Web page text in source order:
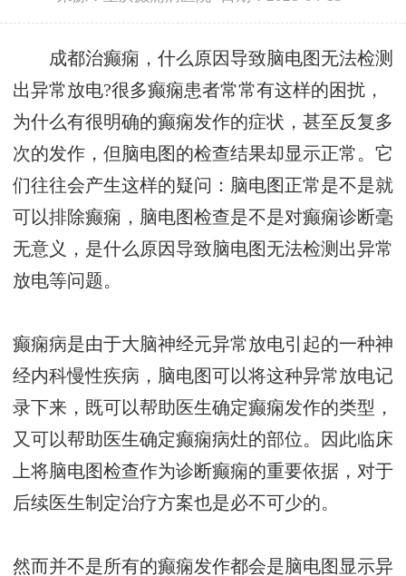
成都治癫痫，什么原因导致脑电图无法检测
出异常放电?很多癫痫患者常常有这样的困扰，
为什么有很明确的癫痫发作的症状，甚至反复多
次的发作，但脑电图的检查结果却显示正常。它
们往往会产生这样的疑问：脑电图正常是不是就
可以排除癫痫，脑电图检查是不是对癫痫诊断毫
无意义，是什么原因导致脑电图无法检测出异常
放电等问题。
癫痫病是由于大脑神经元异常放电引起的一种神
经内科慢性疾病，脑电图可以将这种异常放电记
录下来，既可以帮助医生确定癫痫发作的类型，
又可以帮助医生确定癫痫病灶的部位。因此临床
上将脑电图检查作为诊断癫痫的重要依据，对于
后续医生制定治疗方案也是必不可少的。
然而并不是所有的癫痫发作都会是脑电图显示异